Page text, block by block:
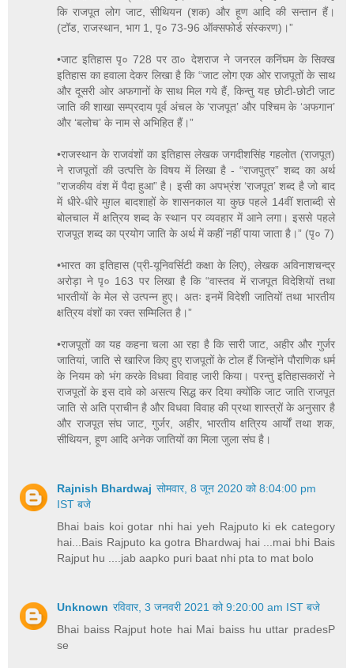
कि राजपूत लोग जाट, सीथियन (शक) और हूण आदि की सन्तान हैं।
(टॉड, राजस्थान, भाग 1, पृ० 73-96 ऑक्सफोर्ड संस्करण)।”
•जाट इतिहास पृ० 728 पर ठा० देशराज ने जनरल कनिंघम के सिक्ख
इतिहास का हवाला देकर लिखा है कि “जाट लोग एक ओर राजपूतों के साथ
और दूसरी ओर अफगानों के साथ मिल गये हैं, किन्तु यह छोटी-छोटी जाट
जाति की शाखा सम्प्रदाय पूर्व अंचल के ‘राजपूत’ और पश्चिम के ‘अफगान’
और ‘बलोच’ के नाम से अभिहित हैं।”
•राजस्थान के राजवंशों का इतिहास लेखक जगदीशसिंह गहलोत (राजपूत)
ने राजपूतों की उत्पत्ति के विषय में लिखा है - “राजपुत्र” शब्द का अर्थ
“राजकीय वंश में पैदा हुआ” है। इसी का अपभ्रंश ‘राजपूत’ शब्द है जो बाद
में धीरे-धीरे मुग़ल बादशाहों के शासनकाल या कुछ पहले 14वीं शताब्दी से
बोलचाल में क्षत्रिय शब्द के स्थान पर व्यवहार में आने लगा। इससे पहले
राजपूत शब्द का प्रयोग जाति के अर्थ में कहीं नहीं पाया जाता है।” (पृ० 7)
•भारत का इतिहास (प्री-यूनिवर्सिटी कक्षा के लिए), लेखक अविनाशचन्द्र
अरोड़ा ने पृ० 163 पर लिखा है कि “वास्तव में राजपूत विदेशियों तथा
भारतीयों के मेल से उत्पन्न हुए। अतः इनमें विदेशी जातियों तथा भारतीय
क्षत्रिय वंशों का रक्त सम्मिलित है।”
•राजपूतों का यह कहना चला आ रहा है कि सारी जाट, अहीर और गुर्जर
जातियां, जाति से खारिज किए हुए राजपूतों के टोल हैं जिन्होंने पौराणिक धर्म
के नियम को भंग करके विधवा विवाह जारी किया। परन्तु इतिहासकारों ने
राजपूतों के इस दावे को असत्य सिद्ध कर दिया क्योंकि जाट जाति राजपूत
जाति से अति प्राचीन है और विधवा विवाह की प्रथा शास्त्रों के अनुसार है
और राजपूत संघ जाट, गुर्जर, अहीर, भारतीय क्षत्रिय आर्यों तथा शक,
सीथियन, हूण आदि अनेक जातियों का मिला जुला संघ है।
Rajnish Bhardwaj सोमवार, 8 जून 2020 को 8:04:00 pm
IST बजे
Bhai bais koi gotar nhi hai yeh Rajputo ki ek category
hai...Bais Rajputo ka gotra Bhardwaj hai ...mai bhi Bais
Rajput hu ....jab aapko puri baat nhi pta to mat bolo
Unknown रविवार, 3 जनवरी 2021 को 9:20:00 am IST बजे
Bhai baiss Rajput hote hai Mai baiss hu uttar pradesP
se